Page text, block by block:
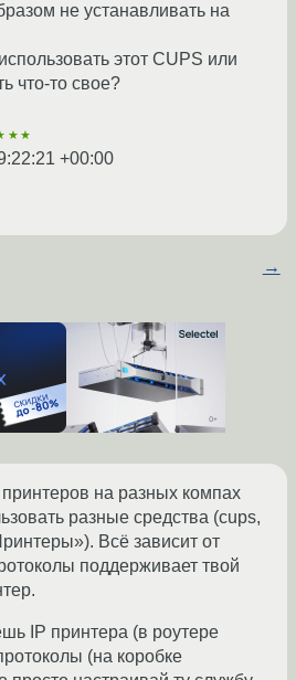
не устанавливать на
этот CUPS или
что-то свое?
+00:00
→
на разных компах
разные средства (cups,
Всё зависит от
поддерживает твой
IP принтера (в роутере
(на коробке